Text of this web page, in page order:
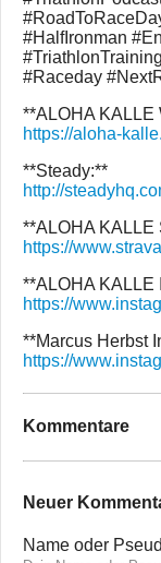
#HalfIronman
#Raceday
**ALOHA KALLE
https://aloha-
**Steady:**
http://
**ALOHA KALLE
https://
**ALOHA KALLE
https://
**Marcus Herbst
https://
Kommentare
Neuer
Name oder